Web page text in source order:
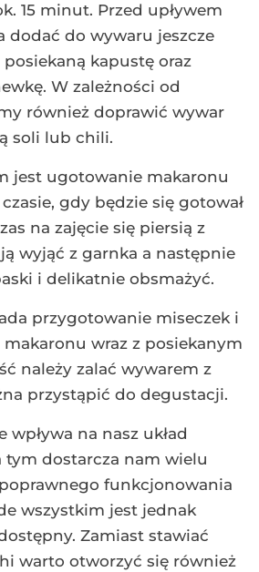
15 minut. Przed upływem
dodać do wywaru jeszcze
posiekaną kapustę oraz
W zależności od
również doprawić wywar
soli lub chili.
jest ugotowanie makaronu
gdy będzie się gotował
na zajęcie się piersią z
wyjąć z garnka a następnie
i delikatnie obsmażyć.
przygotowanie miseczek i
makaronu wraz z posiekanym
należy zalać wywarem z
przystąpić do degustacji.
wpływa na nasz układ
tym dostarcza nam wielu
funkcjonowania
wszystkim jest jednak
Zamiast stawiać
warto otworzyć się również